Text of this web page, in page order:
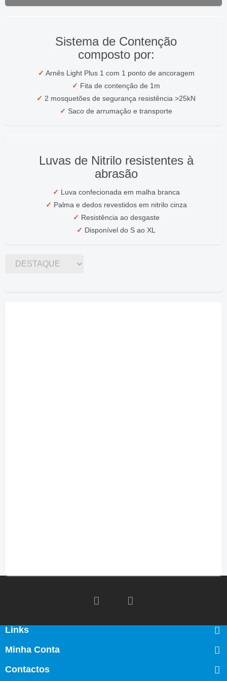
Sistema de Contenção
composto por:
✓ Arnês Light Plus 1 com 1 ponto de ancoragem
✓ Fita de contenção de 1m
✓ 2 mosquetões de segurança resistência >25kN
✓ Saco de arrumação e transporte
Luvas de Nitrilo resistentes à
abrasão
✓ Luva confecionada em malha branca
✓ Palma e dedos revestidos em nitrilo cinza
✓ Resistência ao desgaste
✓ Disponível do S ao XL
Links
Minha Conta
Contactos